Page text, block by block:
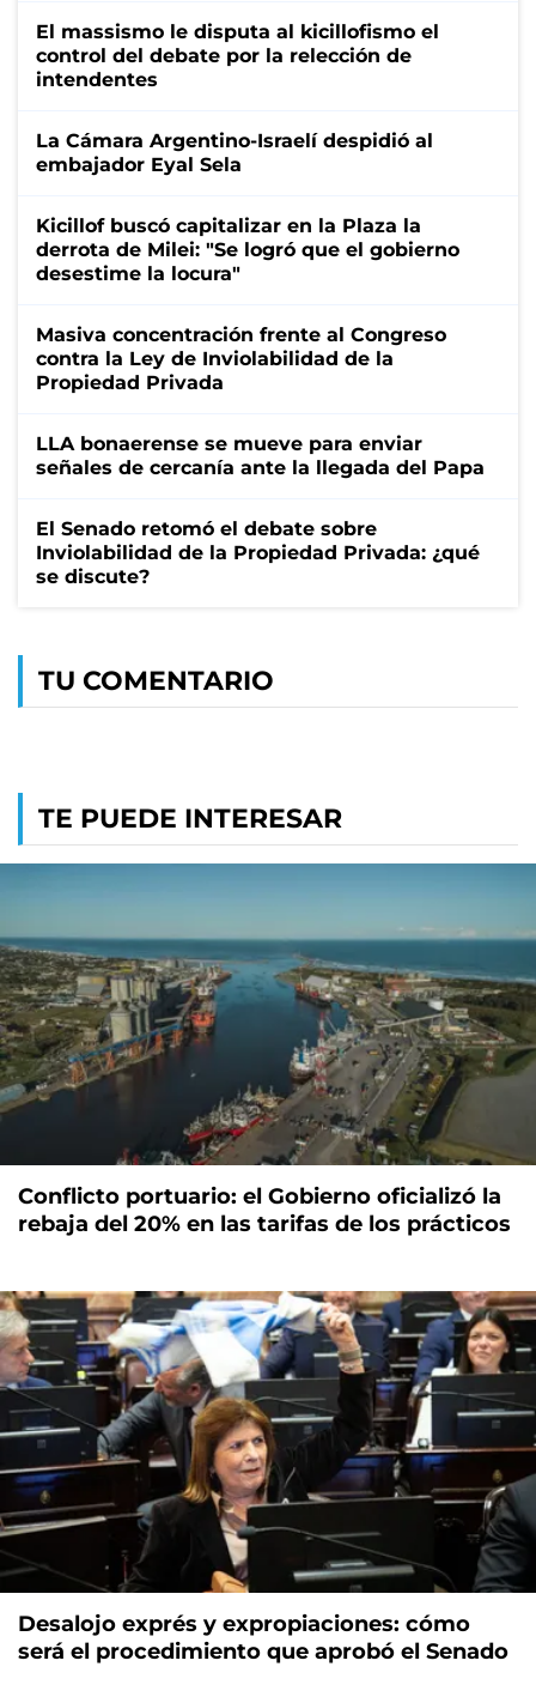
El massismo le disputa al kicillofismo el
control del debate por la relección de
intendentes
La Cámara Argentino-Israelí despidió al
embajador Eyal Sela
Kicillof buscó capitalizar en la Plaza la
derrota de Milei: "Se logró que el gobierno
desestime la locura"
Masiva concentración frente al Congreso
contra la Ley de Inviolabilidad de la
Propiedad Privada
LLA bonaerense se mueve para enviar
señales de cercanía ante la llegada del Papa
El Senado retomó el debate sobre
Inviolabilidad de la Propiedad Privada: ¿qué
se discute?
TU COMENTARIO
TE PUEDE INTERESAR
Conflicto portuario: el Gobierno oficializó la
rebaja del 20% en las tarifas de los prácticos
Desalojo exprés y expropiaciones: cómo
será el procedimiento que aprobó el Senado